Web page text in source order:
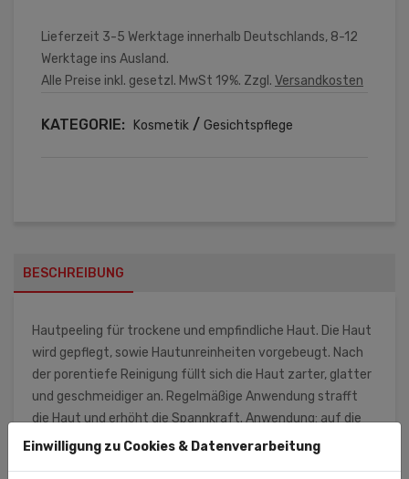
Lieferzeit 3-5 Werktage innerhalb Deutschlands, 8-12
Werktage ins Ausland.
Alle Preise inkl. gesetzl. MwSt 19%. Zzgl. Versandkosten
KATEGORIE: Kosmetik / Gesichtspflege
BESCHREIBUNG
Hautpeeling für trockene und empfindliche Haut. Die Haut
wird gepflegt, sowie Hautunreinheiten vorgebeugt. Nach
der porentiefe Reinigung füllt sich die Haut zarter, glatter
und geschmeidiger an. Regelmäßige Anwendung strafft
die Haut und erhöht die Spannkraft. Anwendung: auf die
zu behandelnde Hautpartien (Gesicht, Hals, Dekolletee)
Einwilligung zu Cookies & Datenverarbeitung